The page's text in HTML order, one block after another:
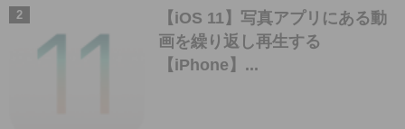
【iOS 11】写真アプリにある動
画を繰り返し再生する
【iPhone】...